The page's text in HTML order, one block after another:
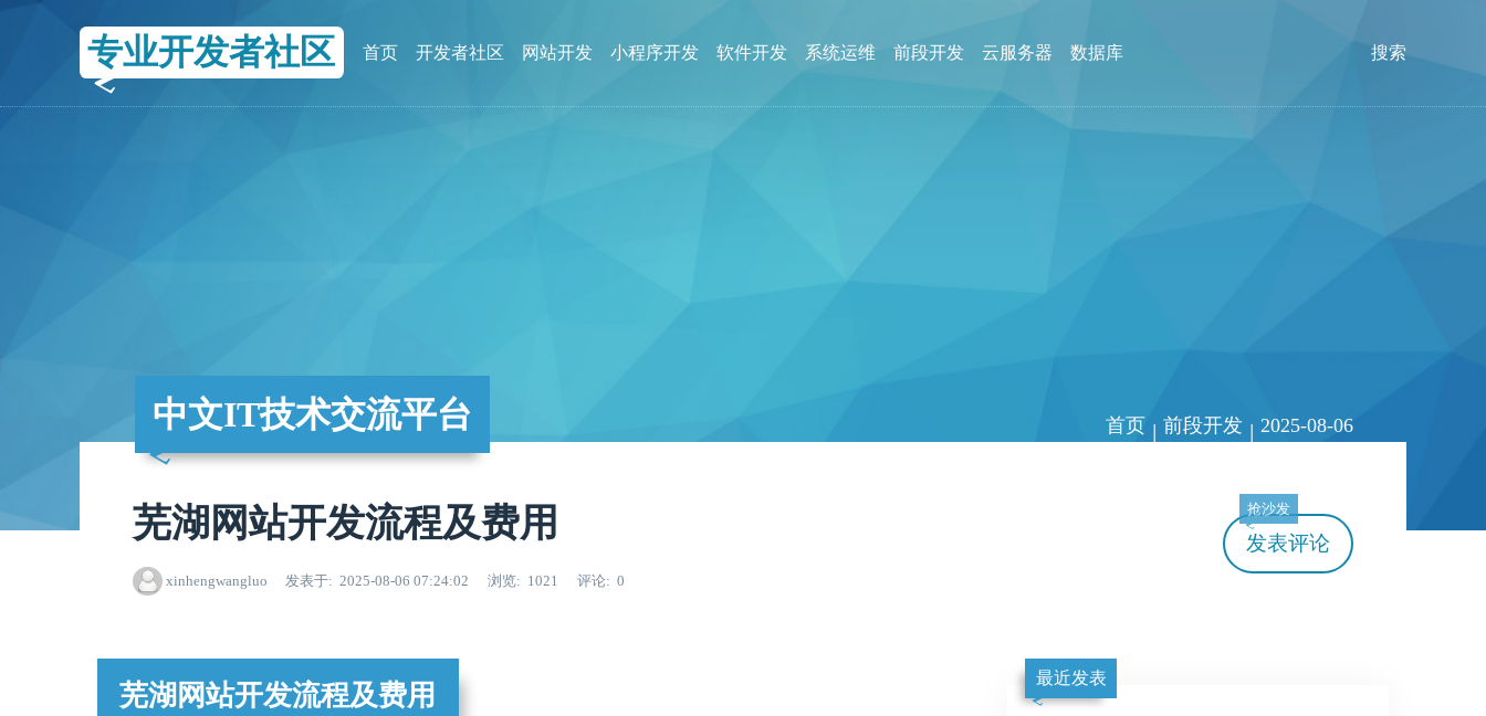
专业开发者社区 首页 开发者社区 网站开发 小程序开发 软件开发 系统运维 前段开发 云服务器 数据库 搜索
中文IT技术交流平台 首页 | 前段开发 | 2025-08-06
芜湖网站开发流程及费用
xinhengwangluo 发表于 2025-08-06 07:24:02 浏览 1021 评论 0
抢沙发
发表评论
芜湖网站开发流程及费用
最近发表